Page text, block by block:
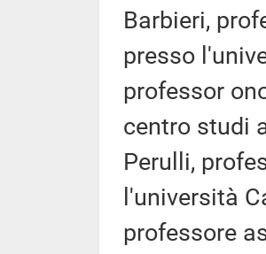
Barbieri,
presso
professor
centro studi
Perulli,
l'università
professore